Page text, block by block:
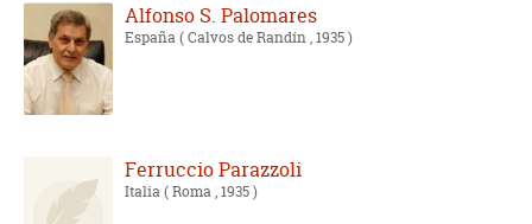
Alfonso S. Palomares
España( Calvos de Randín , 1935 )
Ferruccio Parazzoli
Italia( Roma , 1935 )